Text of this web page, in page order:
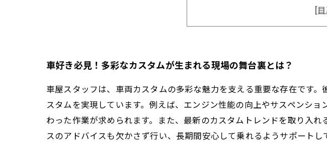
最新トレンドから学ぶ！今
メンテナンスで長持ち！カ
あなたの愛車をもっと魅力
車好き必見！多彩なカスタムが生まれる現場の舞台裏とは？
車屋スタッフは、車両カスタムの多彩な魅力を支える重要な存在です
スタムを実現しています。例えば、エンジン性能の向上やサスペンシ
わった作業が求められます。また、最新のカスタムトレンドを取り入
スのアドバイスも欠かさず行い、長期間安心して乗れるようサポート